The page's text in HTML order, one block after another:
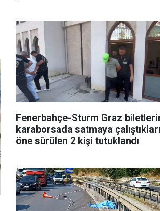
Fenerbahçe-Sturm Graz
karaborsada satmaya çalıştıkları
öne sürülen 2 kişi tutuklandı